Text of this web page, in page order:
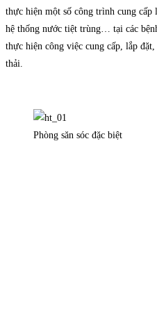
thực hiện một số công trình cung cấp
hệ thống nước tiệt trùng… tại các
thực hiện công việc cung cấp, lắp
thải.
Phòng săn sóc đặc biệt